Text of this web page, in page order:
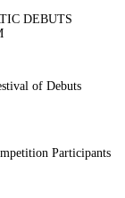
DEBUTS
of Debuts
Participants